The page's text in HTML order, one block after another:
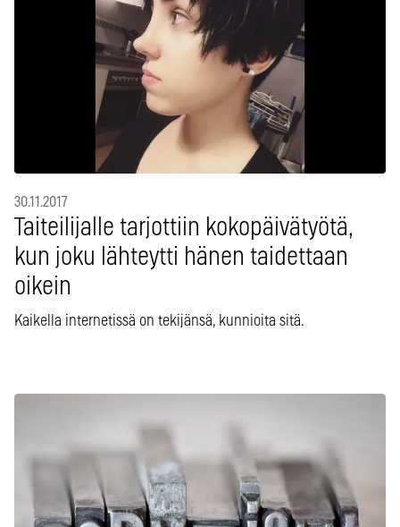
30.11.2017
Taiteilijalle tarjottiin kokopäivätyötä,
kun joku lähteytti hänen taidettaan
oikein
Kaikella internetissä on tekijänsä, kunnioita sitä.